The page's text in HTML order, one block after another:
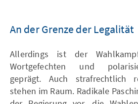
An der Grenze der Legalität
Allerdings ist der
Wortgefechten und
geprägt. Auch strafrechtlich
stehen im Raum. Radikale